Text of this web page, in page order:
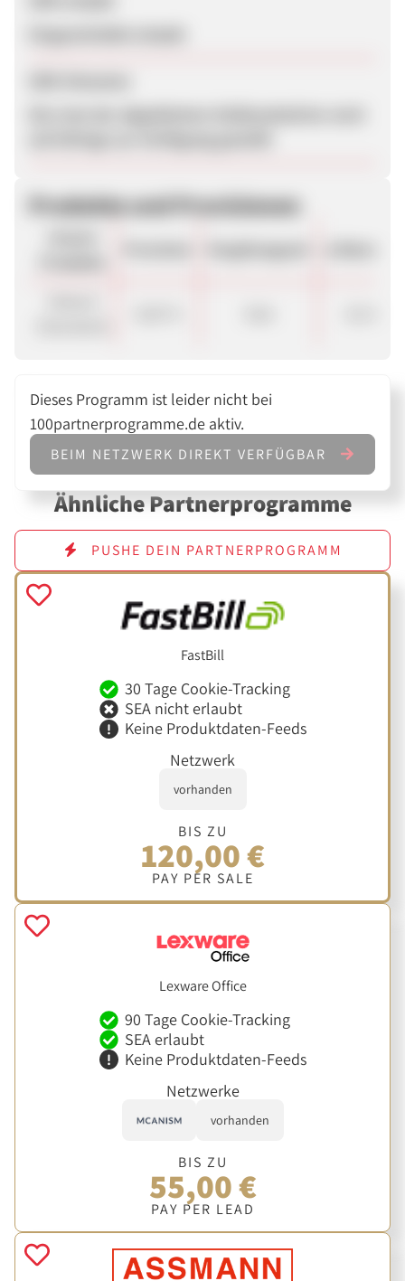
Produkte und Provisionen
Dieses Programm ist leider nicht bei
100partnerprogramme.de aktiv.
BEIM NETZWERK DIREKT VERFÜGBAR
Ähnliche Partnerprogramme
PUSHE DEIN PARTNERPROGRAMM
FastBill
30 Tage Cookie-Tracking
SEA nicht erlaubt
Keine Produktdaten-Feeds
Netzwerk
vorhanden
BIS ZU
120,00 €
PAY PER SALE
Lexware Office
90 Tage Cookie-Tracking
SEA erlaubt
Keine Produktdaten-Feeds
Netzwerke
vorhanden
BIS ZU
55,00 €
PAY PER LEAD